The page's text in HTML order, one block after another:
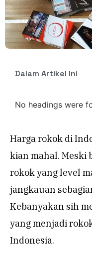
Dalam Artikel Ini
No headings were
Harga rokok di
kian mahal. Meski
rokok yang level
jangkauan
Kebanyakan sih
yang menjadi
Indonesia.